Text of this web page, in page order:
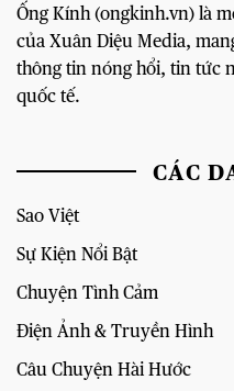
Ống Kính (ongkinh.vn) là
của Xuân Diệu Media,
thông tin nóng hổi, tin tức
quốc tế.
CÁC
Sao Việt
Sự Kiện Nổi Bật
Chuyện Tình Cảm
Điện Ảnh & Truyền Hình
Câu Chuyện Hài Hước